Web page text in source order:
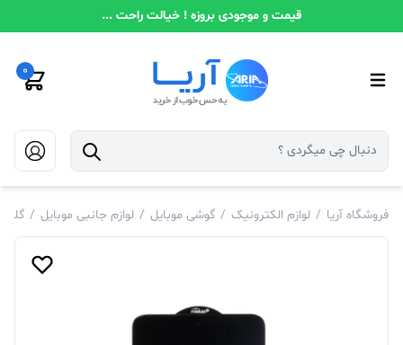
قیمت و موجودی بروزه ! خیالت راحت ...
0
فروشگاه آریا / لوازم الکترونیک / گوشی موبایل / لوازم جانبی موبایل / گلس